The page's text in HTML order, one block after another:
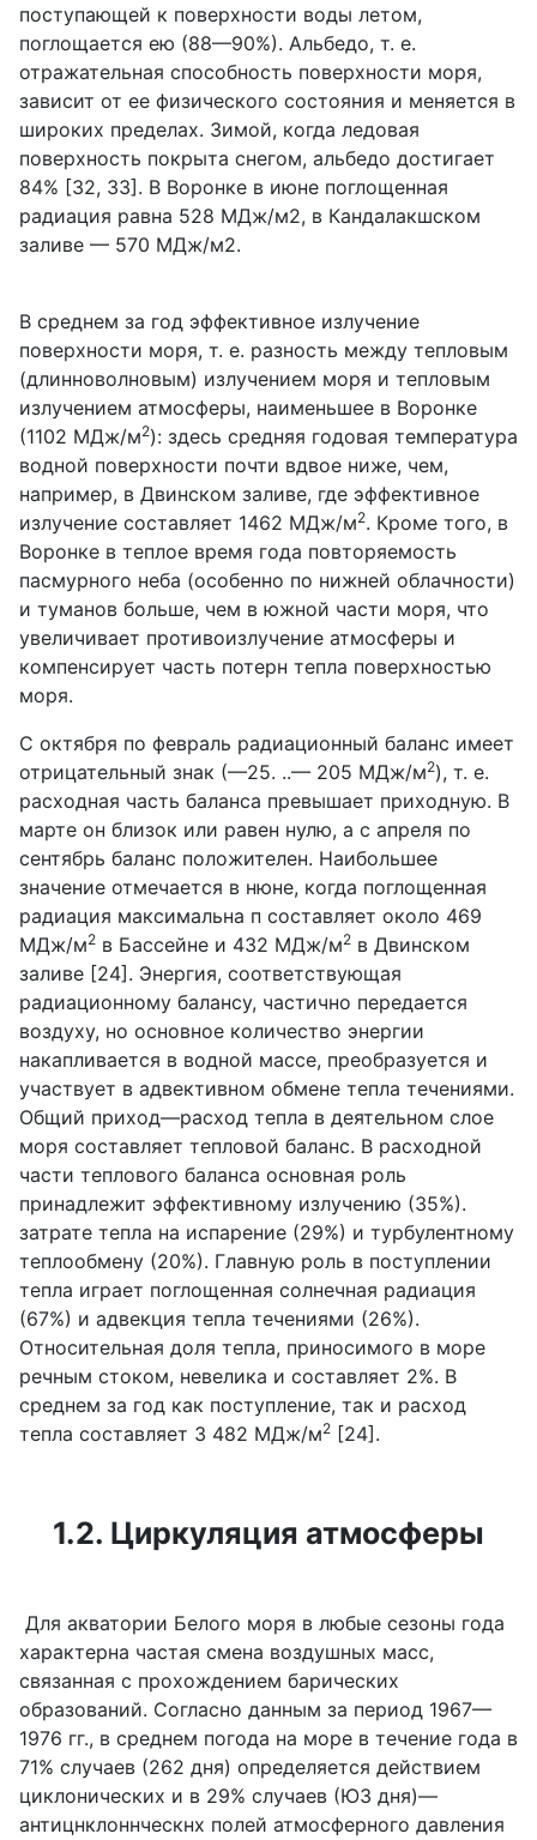
поступающей к поверхности воды летом,
поглощается ею (88—90%). Альбедо, т. е.
отражательная способность поверхности моря,
зависит от ее физического состояния и меняется в
широких пределах. Зимой, когда ледовая
поверхность покрыта снегом, альбедо достигает
84% [32, 33]. В Воронке в июне поглощенная
радиация равна 528 МДж/м2, в Кандалакшском
заливе — 570 МДж/м2.
В среднем за год эффективное излучение
поверхности моря, т. е. разность между тепловым
(длинноволновым) излучением моря и тепловым
излучением атмосферы, наименьшее в Воронке
(1102 МДж/м2): здесь средняя годовая температура
водной поверхности почти вдвое ниже, чем,
например, в Двинском заливе, где эффективное
излучение составляет 1462 МДж/м2. Кроме того, в
Воронке в теплое время года повторяемость
пасмурного неба (особенно по нижней облачности)
и туманов больше, чем в южной части моря, что
увеличивает противоизлучение атмосферы и
компенсирует часть потерн тепла поверхностью
моря.
С октября по февраль радиационный баланс имеет
отрицательный знак (—25. ..— 205 МДж/м2), т. е.
расходная часть баланса превышает приходную. В
марте он близок или равен нулю, а с апреля по
сентябрь баланс положителен. Наибольшее
значение отмечается в нюне, когда поглощенная
радиация максимальна п составляет около 469
МДж/м2 в Бассейне и 432 МДж/м2 в Двинском
заливе [24]. Энергия, соответствующая
радиационному балансу, частично передается
воздуху, но основное количество энергии
накапливается в водной массе, преобразуется и
участвует в адвективном обмене тепла течениями.
Общий приход—расход тепла в деятельном слое
моря составляет тепловой баланс. В расходной
части теплового баланса основная роль
принадлежит эффективному излучению (35%).
затрате тепла на испарение (29%) и турбулентному
теплообмену (20%). Главную роль в поступлении
тепла играет поглощенная солнечная радиация
(67%) и адвекция тепла течениями (26%).
Относительная доля тепла, приносимого в море
речным стоком, невелика и составляет 2%. В
среднем за год как поступление, так и расход
тепла составляет 3 482 МДж/м2 [24].
1.2. Циркуляция атмосферы
Для акватории Белого моря в любые сезоны года
характерна частая смена воздушных масс,
связанная с прохождением барических
образований. Согласно данным за период 1967—
1976 гг., в среднем погода на море в течение года в
71% случаев (262 дня) определяется действием
циклонических и в 29% случаев (ЮЗ дня)—
антицнклоннческнх полей атмосферного давления